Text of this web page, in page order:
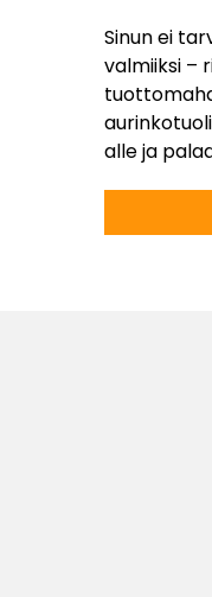
Sinun ei
valmiiksi –
alle ja